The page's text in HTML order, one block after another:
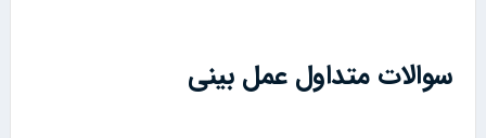
سوالات متداول عمل بینی